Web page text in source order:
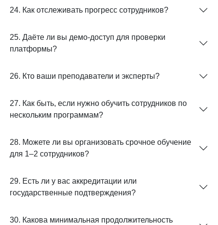
24. Как отслеживать прогресс сотрудников?
25. Даёте ли вы демо-доступ для проверки
платформы?
26. Кто ваши преподаватели и эксперты?
27. Как быть, если нужно обучить сотрудников по
нескольким программам?
28. Можете ли вы организовать срочное обучение
для 1–2 сотрудников?
29. Есть ли у вас аккредитации или
государственные подтверждения?
30. Какова минимальная продолжительность